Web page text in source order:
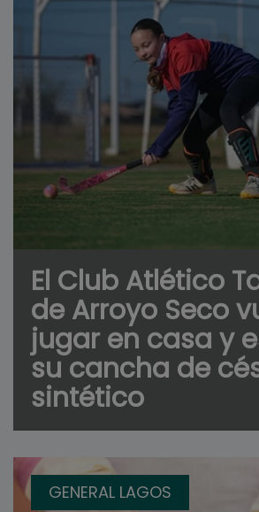
El Club Atlético
de Arroyo Seco
jugar en casa y
su cancha de
sintético
GENERAL LAGOS